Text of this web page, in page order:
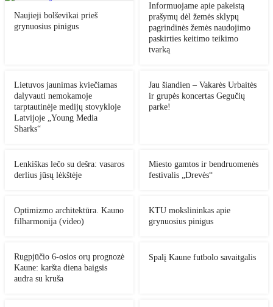
Naujieji bolševikai prieš
grynuosius pinigus
Informuojame apie pakeistą
prašymų dėl žemės sklypų
pagrindinės žemės naudojimo
paskirties keitimo teikimo
tvarką
Lietuvos jaunimas kviečiamas
dalyvauti nemokamoje
tarptautinėje medijų stovykloje
Latvijoje „Young Media
Sharks“
Jau šiandien – Vakarės Urbaitės
ir grupės koncertas Gegučių
parke!
Lenkiškas lečo su dešra: vasaros
derlius jūsų lėkštėje
Miesto gamtos ir bendruomenės
festivalis „Drevės“
Optimizmo architektūra. Kauno
filharmonija (video)
KTU mokslininkas apie
grynuosius pinigus
Rugpjūčio 6-osios orų prognozė
Kaune: karšta diena baigsis
audra su kruša
Spalį Kaune futbolo savaitgalis